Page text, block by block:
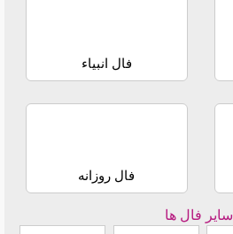
فال انبیاء
فال روزانه
سایر فال ها